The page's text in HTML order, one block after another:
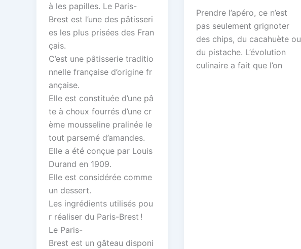
à les papilles. Le Paris-
Brest est l’une des pâtisseri
es les plus prisées des Fran
çais.
C’est une pâtisserie traditio
nnelle française d’origine fr
ançaise.
Elle est constituée d’une pâ
te à choux fourrés d’une cr
ème mousseline pralinée le
tout parsemé d’amandes.
Elle a été conçue par Louis
Durand en 1909.
Elle est considérée comme
un dessert.
Les ingrédients utilisés pou
r réaliser du Paris-Brest !
Le Paris-
Brest est un gâteau disponi
Prendre l’apéro, ce n’est
pas seulement grignoter
des chips, du cacahuète ou
du pistache. L’évolution
culinaire a fait que l’on